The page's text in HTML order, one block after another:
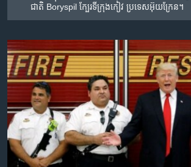
ជាតិ Boryspil ក្បែរ​ទីក្រុង​កៀវ ប្រទេស​អ៊ុយក្រែន។